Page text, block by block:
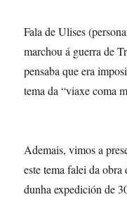
Fala de Ulises
marchou á guerra de
pensaba que era
tema da “viaxe coma
Ademais, vimos a
este tema falei da
dunha expedición de